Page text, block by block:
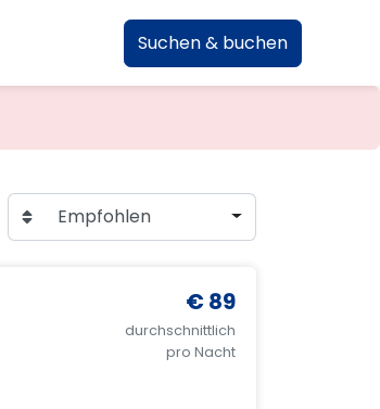
Empfohlen
€ 89
durchschnittlich
pro Nacht
Suchen & buchen